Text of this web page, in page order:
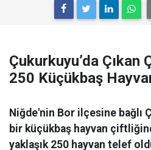
Çukurkuyu’da Çıkan
250 Küçükbaş
Niğde'nin Bor ilçesine bağlı
bir küçükbaş hayvan
yaklaşık 250 hayvan telef